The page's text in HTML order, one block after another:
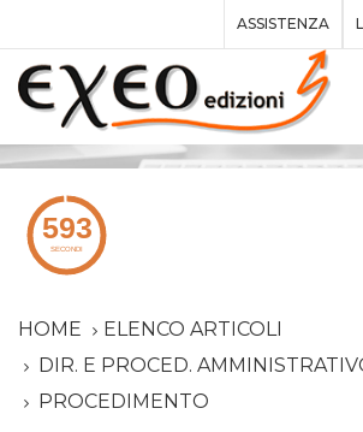
ASSISTENZA
HOME
ELENCO ARTICOLI
DIR. E PROCED.
PROCEDIMENTO